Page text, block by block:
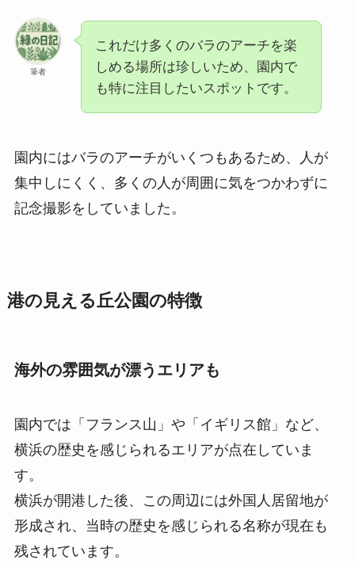
筆者
これだけ多くのバラのアーチを楽
しめる場所は珍しいため、園内で
も特に注目したいスポットです。
園内にはバラのアーチがいくつもあるため、人が
集中しにくく、多くの人が周囲に気をつかわずに
記念撮影をしていました。
港の見える丘公園の特徴
海外の雰囲気が漂うエリアも
園内では「フランス山」や「イギリス館」など、
横浜の歴史を感じられるエリアが点在していま
す。
横浜が開港した後、この周辺には外国人居留地が
形成され、当時の歴史を感じられる名称が現在も
残されています。